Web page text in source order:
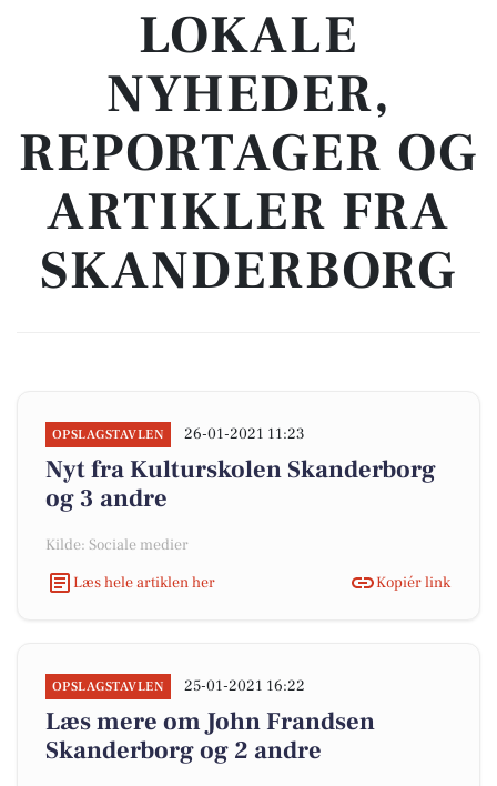
LOKALE
NYHEDER,
REPORTAGER OG
ARTIKLER FRA
SKANDERBORG
OPSLAGSTAVLEN 26-01-2021 11:23
Nyt fra Kulturskolen Skanderborg
og 3 andre
Kilde: Sociale medier
Læs hele artiklen her
Kopiér link
OPSLAGSTAVLEN 25-01-2021 16:22
Læs mere om John Frandsen
Skanderborg og 2 andre